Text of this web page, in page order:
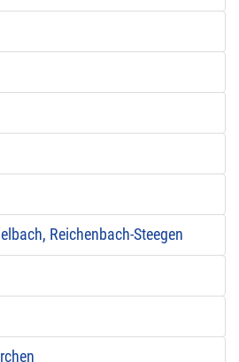
Reichenbach-Steegen